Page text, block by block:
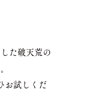
た破天荒の
お試しくだ